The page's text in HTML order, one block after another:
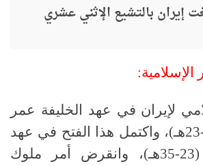
إيران بالتشيع الإثني عشري
الإسلامية:
لإيران في عهد الخليفة عمر
بن الخطاب (13-23هـ)، واكتمل هذا الفتح في عهد
الخليفة عثمان (23-35هـ)، وانقرض أمر ملوك